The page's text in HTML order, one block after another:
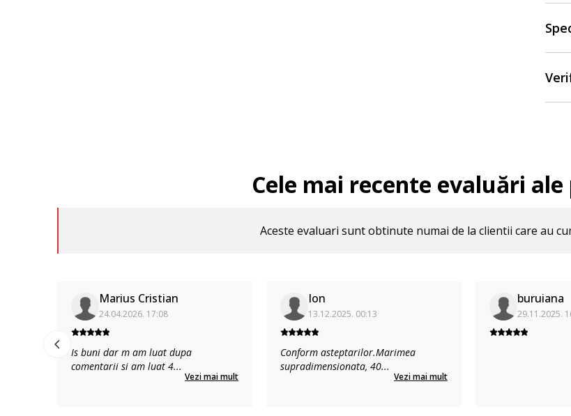
Cele mai recente evaluări
Aceste evaluari sunt obtinute numai de la clientii care au
Marius Cristian
24.04.2026. 17:08
Is buni dar m am luat dupa
comentarii si am luat 4...
Vezi mai mult
Ion
13.12.2025. 00:13
Conform asteptarilor.Marimea
supradimensionata, 40...
Vezi mai mult
buruiana
29.11.2025.